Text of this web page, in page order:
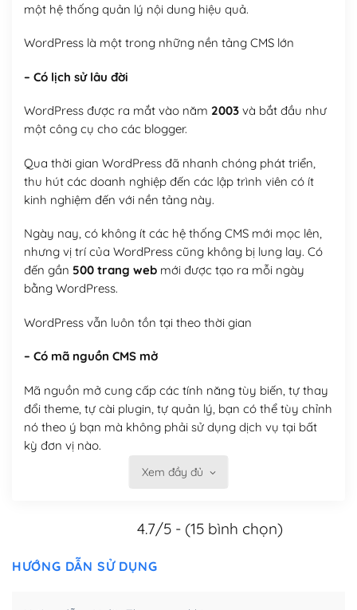
một hệ thống quản lý nội dung hiệu quả.
WordPress là một trong những nền tảng CMS lớn
– Có lịch sử lâu đời
WordPress được ra mắt vào năm 2003và bắt đầu như
một công cụ cho các blogger.
Qua thời gian WordPress đã nhanh chóng phát triển,
thu hút các doanh nghiệp đến các lập trình viên có ít
kinh nghiệm đến với nền tảng này.
Ngày nay, có không ít các hệ thống CMS mới mọc lên,
nhưng vị trí của WordPress cũng không bị lung lay. Có
đến gần 500 trang webmới được tạo ra mỗi ngày
bằng WordPress.
WordPress vẫn luôn tồn tại theo thời gian
– Có mã nguồn CMS mở
Mã nguồn mở cung cấp các tính năng tùy biến, tự thay
đổi theme, tự cài plugin, tự quản lý, bạn có thể tùy chỉnh
nó theo ý bạn mà không phải sử dụng dịch vụ tại bất
kỳ đơn vị nào.
Việc của bạn là đăng ký một tên miền và hosting để
Có thể tùy biến trên website WordPress
– Thân thiện với công cụ tìm kiếm
Xem đầy đủ
4.7/5 - (15 bình chọn)
HƯỚNG DẪN SỬ DỤNG